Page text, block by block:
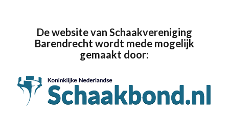
De website van Schaakvereniging
Barendrecht wordt mede mogelijk
gemaakt door: